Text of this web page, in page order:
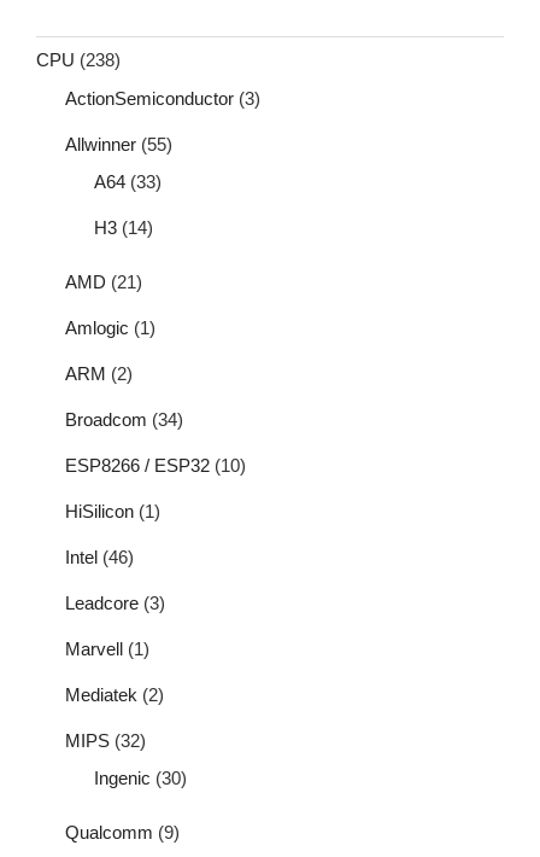
CPU (238)
ActionSemiconductor (3)
Allwinner (55)
A64 (33)
H3 (14)
AMD (21)
Amlogic (1)
ARM (2)
Broadcom (34)
ESP8266 / ESP32 (10)
HiSilicon (1)
Intel (46)
Leadcore (3)
Marvell (1)
Mediatek (2)
MIPS (32)
Ingenic (30)
Qualcomm (9)